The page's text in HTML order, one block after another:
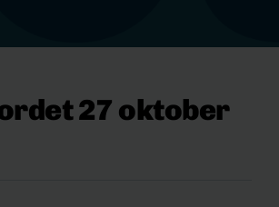
27 oktober